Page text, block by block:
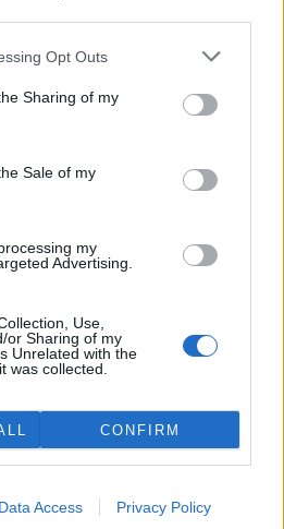
Opt Outs
Sharing of my
Sale of my
my
Advertising.
Use,
or Sharing of my
Unrelated with the
was collected.
CONFIRM
Data Access Privacy Policy
Tři lvice v zoologické zahradě v
horka. Japonsko se toto léto
potýká s vlnami extrémních
přísný zákon na ochranu
Ghanský parlament schválil
zákon, podle kterého místním
farmářům hrozí až 20 let
úřadů přemění svou kakaovou
o tom agentura AP; zákon nyní
Moravském krasu vzácného